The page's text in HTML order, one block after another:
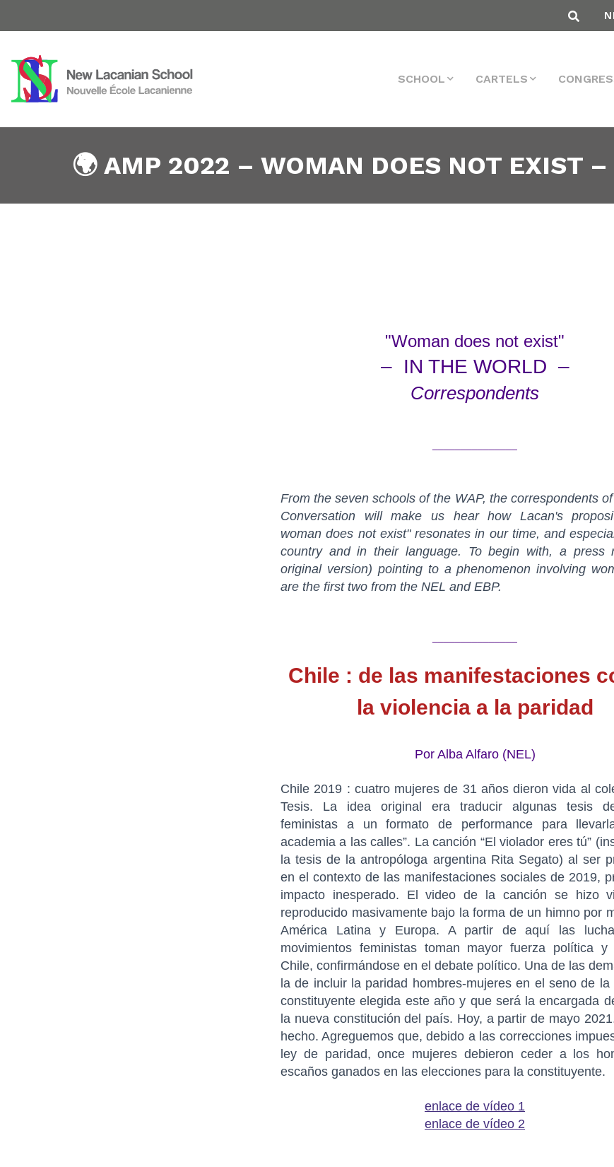
SCHOOL CARTELS
🌍 AMP 2022 – WOMAN DOES NOT EXIST
"Woman does not exist"
– IN THE WORLD –
Correspondents
From the seven schools of the WAP, the correspondents
Conversation will make us hear how Lacan's
woman does not exist" resonates in our time, and
country and in their language. To begin with, a press
original version) pointing to a phenomenon involving
are the first two from the NEL and EBP.
Chile : de las manifestaciones
la violencia a la paridad
Por Alba Alfaro (NEL)
Chile 2019 : cuatro mujeres de 31 años dieron vida al
Tesis. La idea original era traducir algunas tesis
feministas a un formato de performance para
academia a las calles”. La canción “El violador eres tú”
la tesis de la antropóloga argentina Rita Segato) al ser
en el contexto de las manifestaciones sociales de 2019,
impacto inesperado. El video de la canción se hizo
reproducido masivamente bajo la forma de un himno por
América Latina y Europa. A partir de aquí las
movimientos feministas toman mayor fuerza política y
Chile, confirmándose en el debate político. Una de las
la de incluir la paridad hombres-mujeres en el seno de la
constituyente elegida este año y que será la encargada
la nueva constitución del país. Hoy, a partir de mayo
hecho. Agreguemos que, debido a las correcciones
ley de paridad, once mujeres debieron ceder a los
escaños ganados en las elecciones para la constituyente.
enlace de vídeo 1
enlace de vídeo 2